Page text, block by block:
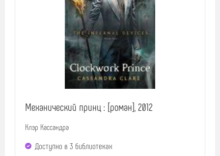
Механический принц : [роман], 2012
Клэр Кассандра
Доступно в 3 библиотеках